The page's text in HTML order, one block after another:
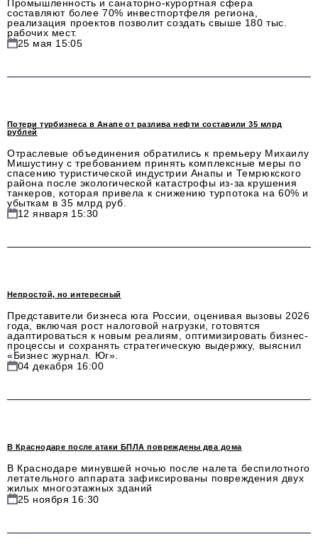
Политика
Промышленность
Общество
Ритейл
Телеком
Социальная сфера
ЖКХ
Фоторепортажи
Авторские материалы
Видео
info@business-magazine.online
Отдел рекламы
reklama@business-magazine.online
Отдел распространения/редакционная подписка
Отдел по работе с партнерами
Промышленность и санаторно-курортная сфера
составляют более 70% инвестпортфеля региона,
реализация проектов позволит создать свыше 180 тыс.
рабочих мест.
25 мая 15:05
Потери турбизнеса в Анапе от разлива нефти составили 35 млрд
рублей
Отраслевые объединения обратились к премьеру Михаилу
Мишустину с требованием принять комплексные меры по
спасению туристической индустрии Анапы и Темрюкского
района после экологической катастрофы из-за крушения
танкеров, которая привела к снижению турпотока на 60% и
убыткам в 35 млрд руб.
12 января 15:30
Непростой, но интересный
Представители бизнеса юга России, оценивая вызовы 2026
года, включая рост налоговой нагрузки, готовятся
адаптироваться к новым реалиям, оптимизировать бизнес-
процессы и сохранять стратегическую выдержку, выяснил
«Бизнес журнал. Юг».
04 декабря 16:00
В Краснодаре после атаки БПЛА повреждены два дома
В Краснодаре минувшей ночью после налета беспилотного
летательного аппарата зафиксированы повреждения двух
жилых многоэтажных зданий
25 ноября 16:30